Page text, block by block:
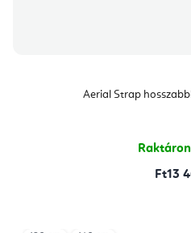
Aerial Strap
Raktáron
Ft13